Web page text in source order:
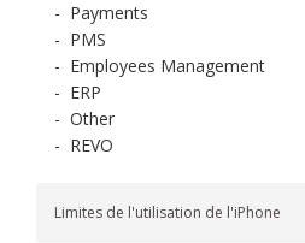
- Payments
- PMS
- Employees Management
- ERP
- Other
- REVO
Limites de l'utilisation de l'iPhone